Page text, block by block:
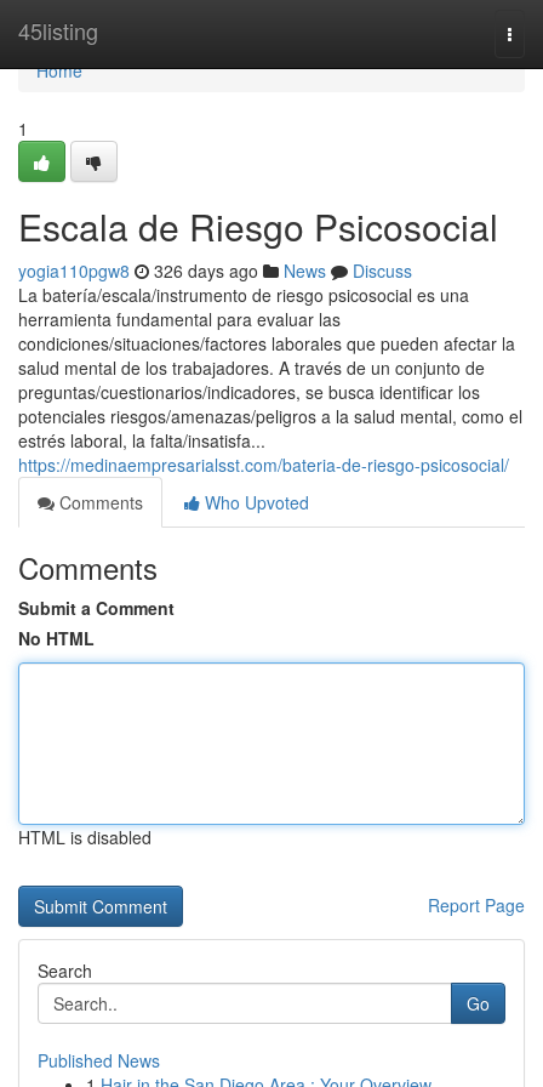
45listing
Home
Home
1
Escala de Riesgo Psicosocial
yogia110pgw8 326 days ago News
Discuss
La batería/escala/instrumento de riesgo psicosocial es una
herramienta fundamental para evaluar las
condiciones/situaciones/factores laborales que pueden afectar la
salud mental de los trabajadores. A través de un conjunto de
preguntas/cuestionarios/indicadores, se busca identificar los
potenciales riesgos/amenazas/peligros a la salud mental, como el
estrés laboral, la falta/insatisfa...
https://medinaempresarialsst.com/bateria-de-riesgo-psicosocial/
Comments
Who Upvoted
Comments
Submit a Comment
No HTML
HTML is disabled
Report Page
Search
Go
Published News